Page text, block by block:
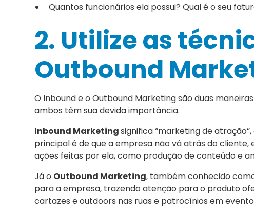
Quantos funcionários ela possui? Qual é o seu
2. Utilize as
Outbound
O Inbound e o Outbound Marketing são duas
ambos têm sua devida importância.
Inbound Marketingsignifica “marketing de
principal é de que a empresa não vá atrás do
ações feitas por ela, como produção de conteúdo e
Já o Outbound Marketing, também conhecido
para a empresa, trazendo atenção para o produto
cartazes e outdoors nas ruas e patrocínios em